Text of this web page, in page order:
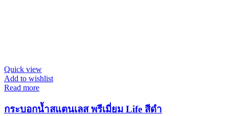
Quick view
Add to wishlist
Read more
กระบอกน้ำสแตนเลส พรีเมี่ยม Life สีดำ